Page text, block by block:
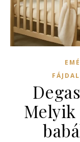
Melyik